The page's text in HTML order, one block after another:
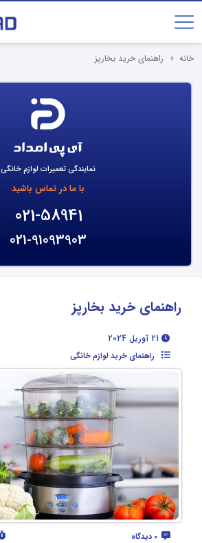
خانه راهنمای خرید بخارپز
نمایندگی تعمیرات لوازم خانگی
با ما در تماس باشید
021-58941
021-91093903
راهنمای خرید بخارپز
راهنمای خرید لوازم خانگی